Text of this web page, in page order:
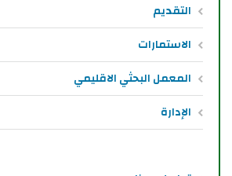
التقديم
الاستمارات
المعمل البحثي الاقليمي
الإدارة